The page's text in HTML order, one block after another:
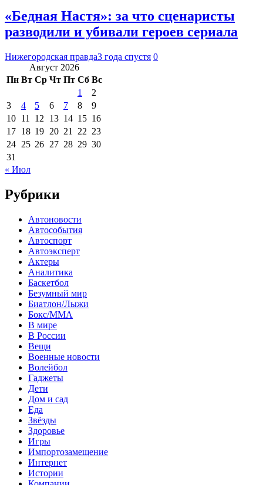
«Бедная Настя»: за что сценаристы
разводили и убивали героев сериала
Нижегородская правда3 года спустя 0
Август 2026
Пн Вт Ср Чт Пт Сб Вс
1
2
3
4 5 6 7 8
9
10 11 12 13 14 15 16
17 18 19 20 21 22 23
24 25 26 27 28 29 30
31
« Июл
Рубрики
Автоновости
Автособытия
Автоспорт
Автоэксперт
Актеры
Аналитика
Баскетбол
Безумный мир
Биатлон/Лыжи
Бокс/MMA
В мире
В России
Вещи
Военные новости
Волейбол
Гаджеты
Дети
Дом и сад
Еда
Звёзды
Здоровье
Игры
Импортозамещение
Интернет
Истории